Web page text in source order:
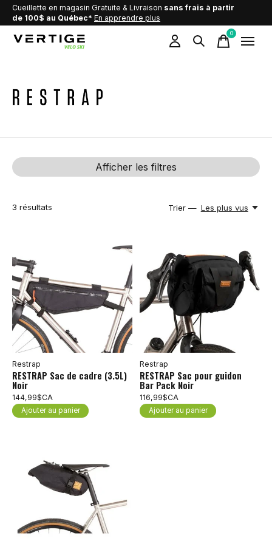
Cueillette en magasin Gratuite & Livraison sans frais à partir
de 100$ au Québec* En apprendre plus
0items
Restrap
Afficher les filtres
3 résultats Trier — Les plus vus
Restrap
RESTRAP Sac de cadre (3.5L)
Noir
144,99$CA
Ajouter au panier
Restrap
RESTRAP Sac pour guidon
Bar Pack Noir
116,99$CA
Ajouter au panier